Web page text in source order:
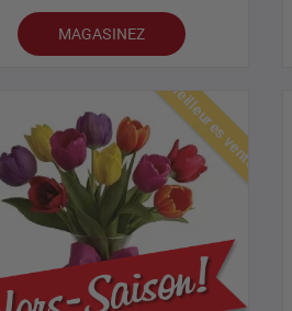
MAGASINEZ
Meilleures ventes